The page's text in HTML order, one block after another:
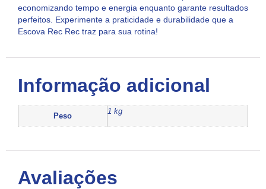
economizando tempo e energia enquanto garante resultados
perfeitos. Experimente a praticidade e durabilidade que a
Escova Rec Rec traz para sua rotina!
Informação adicional
Peso
1 kg
Avaliações